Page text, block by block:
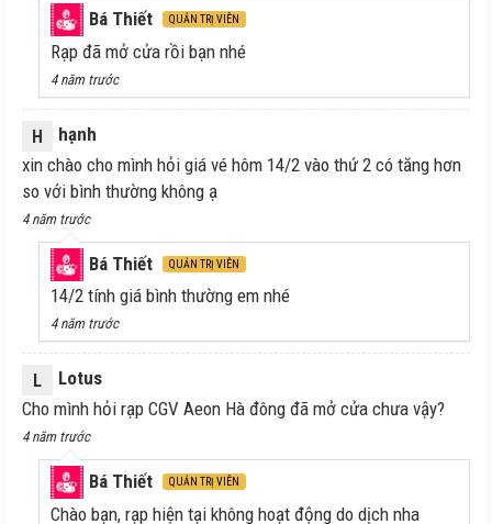
Bá Thiết QUẢN TRỊ VIÊN
Rạp đã mở cửa rồi bạn nhé
4 năm trước
H
hạnh
xin chào cho mình hỏi giá vé hôm 14/2 vào thứ 2 có tăng hơn
so với bình thường không ạ
4 năm trước
Bá Thiết QUẢN TRỊ VIÊN
14/2 tính giá bình thường em nhé
4 năm trước
L
Lotus
Cho mình hỏi rạp CGV Aeon Hà đông đã mở cửa chưa vậy?
4 năm trước
Bá Thiết QUẢN TRỊ VIÊN
Chào bạn, rạp hiện tại không hoạt động do dịch nha